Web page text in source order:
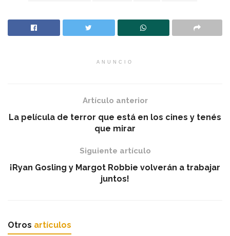
ANUNCIO
Artículo anterior
La película de terror que está en los cines y tenés
que mirar
Siguiente artículo
¡Ryan Gosling y Margot Robbie volverán a trabajar
juntos!
Otros artículos